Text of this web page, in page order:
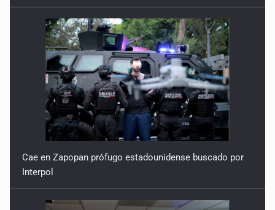
Cae en Zapopan prófugo estadounidense buscado por
Interpol